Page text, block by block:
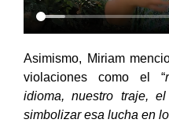
Asimismo, Miriam
violaciones como el “
idioma, nuestro traje,
simbolizar esa lucha en